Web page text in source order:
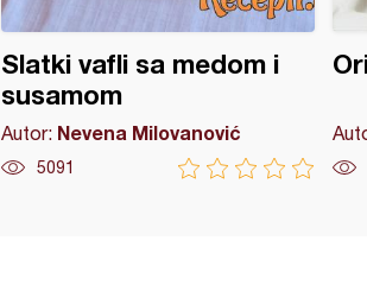
Slatki vafli sa medom i
susamom
Autor: Nevena Milovanović
5091